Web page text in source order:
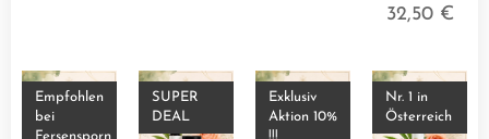
32,50€
Empfohlen
bei
SUPER
DEAL
Exklusiv
Aktion 10%
Nr. 1 in
Österreich